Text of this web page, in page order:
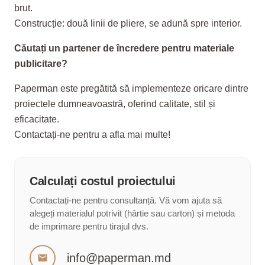
brut.
Construcție: două linii de pliere, se adună spre interior.
Căutați un partener de încredere pentru materiale
publicitare?
Paperman este pregătită să implementeze oricare dintre
proiectele dumneavoastră, oferind calitate, stil și
eficacitate.
Contactați-ne pentru a afla mai multe!
Calculați costul proiectului
Contactați-ne pentru consultanță. Vă vom ajuta să
alegeți materialul potrivit (hârtie sau carton) și metoda
de imprimare pentru tirajul dvs.
mail info@paperman.md